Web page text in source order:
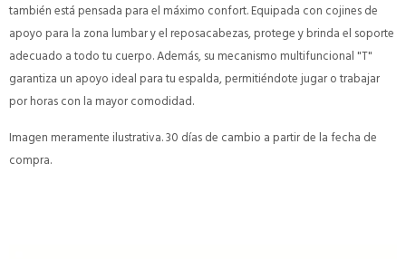
también está pensada para el máximo confort. Equipada con cojines de
apoyo para la zona lumbar y el reposacabezas, protege y brinda el soporte
adecuado a todo tu cuerpo. Además, su mecanismo multifuncional "T"
garantiza un apoyo ideal para tu espalda, permitiéndote jugar o trabajar
por horas con la mayor comodidad.
Imagen meramente ilustrativa. 30 días de cambio a partir de la fecha de
compra.